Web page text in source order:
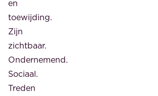
en
toewijding.
Zijn
zichtbaar.
Ondernemend.
Sociaal.
Treden